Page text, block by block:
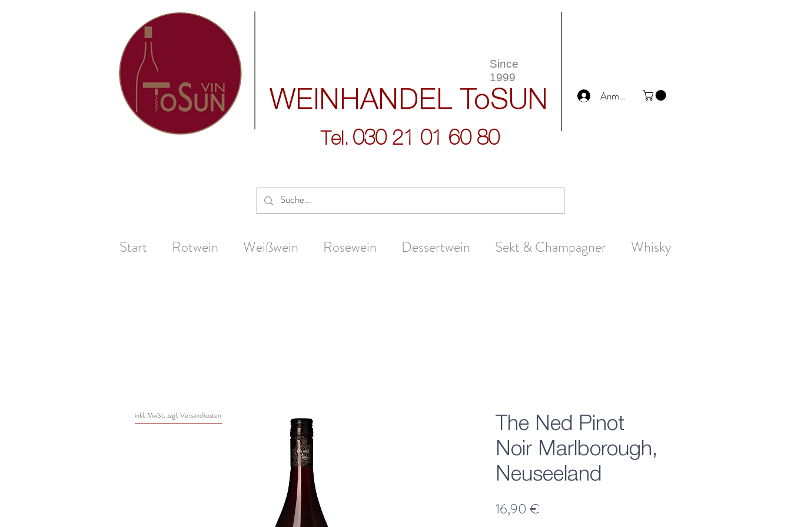
WEINHANDEL ToSUN Anmelden
Since
1999
Tel. 030 21 01 60 80
Start Rotwein Weißwein Rosewein Dessertwein Sekt & Champagner Whisky
The Ned Pinot
Noir Marlborough,
Neuseeland
16,90 €
inkl. MwSt. zzgl. Versandkosten